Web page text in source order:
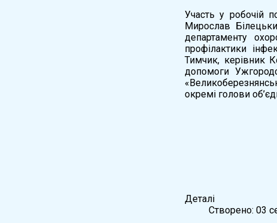
Участь у робочій
Мирослав
департаменту
профілактики
Тимчик, керівник
допомоги
окремі голови
Деталі
Створено: 03